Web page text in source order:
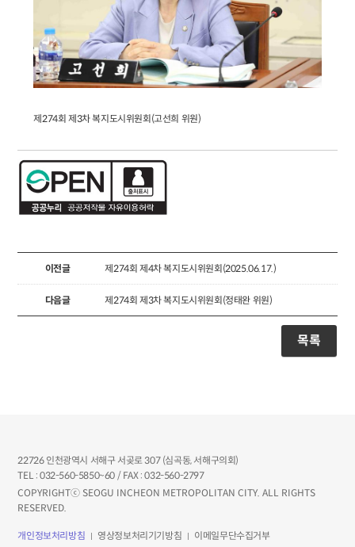
제274회 제3차 복지도시위원회(고선희 위원)
이전글 제274회 제4차 복지도시위원회(2025.06.17.)
다음글 제274회 제3차 복지도시위원회(정태완 위원)
목록
22726 인천광역시 서해구 서곶로 307 (심곡동, 서해구의회)
TEL : 032-560-5850~60 / FAX : 032-560-2797
COPYRIGHTⓒ SEOGU INCHEON METROPOLITAN CITY. ALL RIGHTS
RESERVED.
개인정보처리방침 영상정보처리기기방침 이메일무단수집거부